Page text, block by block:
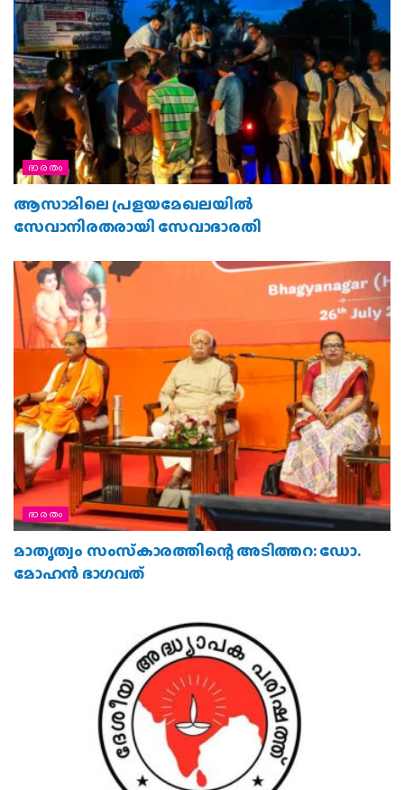
ഭാരതം
ആസാമിലെ പ്രളയമേഖലയില്‍
ഭാരതം
മാതൃത്വം സംസ്‌കാരത്തിന്റെ അടിത്തറ: ഡോ.